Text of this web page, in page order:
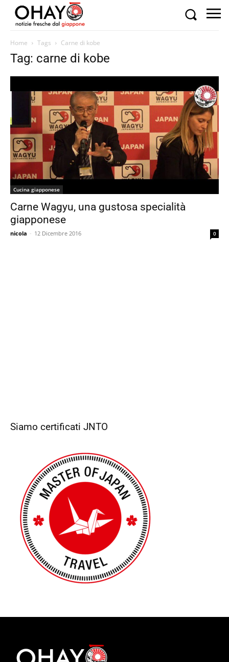
Home Tags Carne di kobe
Tag: carne di kobe
Cucina giapponese
Carne Wagyu, una gustosa specialità
giapponese
nicola - 12 Dicembre 2016 0
Siamo certificati JNTO